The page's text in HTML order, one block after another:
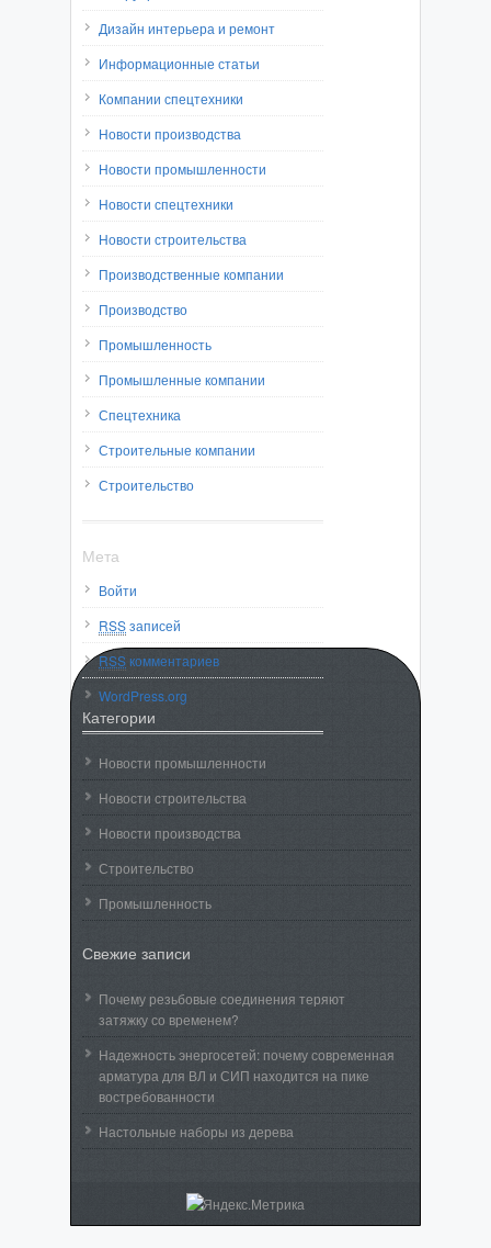
Дизайн интерьера и ремонт
Информационные статьи
Компании спецтехники
Новости производства
Новости промышленности
Новости спецтехники
Новости строительства
Производственные компании
Производство
Промышленность
Промышленные компании
Спецтехника
Строительные компании
Строительство
Мета
Войти
RSSзаписей
RSSкомментариев
WordPress.org
Категории
Новости промышленности
Новости строительства
Новости производства
Строительство
Промышленность
Свежие записи
Почему резьбовые соединения теряют
затяжку со временем?
Надежность энергосетей: почему современная
арматура для ВЛ и СИП находится на пике
востребованности
Настольные наборы из дерева